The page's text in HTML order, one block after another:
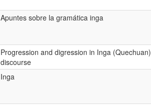
Apuntes sobre la gramática inga
Progression and digression in Inga (Quechuan)
discourse
Inga